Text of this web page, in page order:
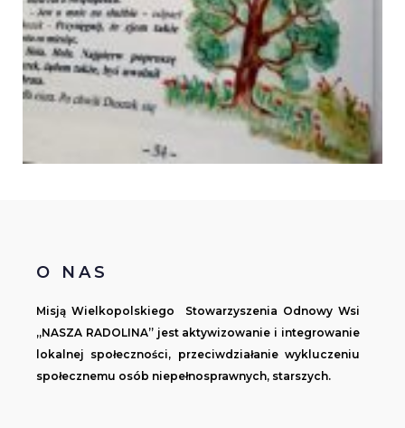
O NAS
Misją Wielkopolskiego Stowarzyszenia Odnowy Wsi
„NASZA RADOLINA” jest aktywizowanie i integrowanie
lokalnej społeczności, przeciwdziałanie wykluczeniu
społecznemu osób niepełnosprawnych, starszych.